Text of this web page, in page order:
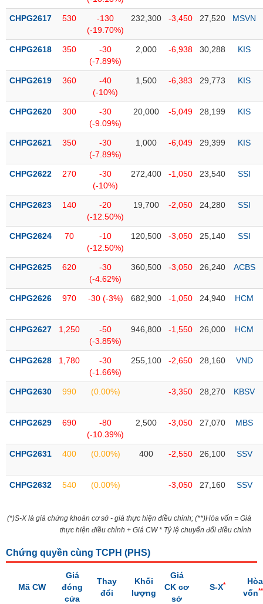
thuật
sơ
doanh
Tin
Tâm
thị
trường
CHPG2617 530
-130
(-19.70%)
232,300 -3,450 27,520 MSVN
CHPG2618 350
-30
(-7.89%)
2,000 -6,938 30,288 KIS
CHPG2619 360
-40
(-10%)
1,500 -6,383 29,773 KIS
CHPG2620 300
-30
(-9.09%)
20,000 -5,049 28,199 KIS
CHPG2621 350
-30
(-7.89%)
1,000 -6,049 29,399 KIS
CHPG2622 270
-30
(-10%)
272,400 -1,050 23,540 SSI
CHPG2623 140
-20
(-12.50%)
19,700 -2,050 24,280 SSI
CHPG2624 70
-10
(-12.50%)
120,500 -3,050 25,140 SSI
CHPG2625 620
-30
(-4.62%)
360,500 -3,050 26,240 ACBS
CHPG2626 970 -30 (-3%) 682,900 -1,050 24,940 HCM
CHPG2627 1,250
-50
(-3.85%)
946,800 -1,550 26,000 HCM
CHPG2628 1,780
-30
(-1.66%)
255,100 -2,650 28,160 VND
CHPG2630 990 (0.00%) -3,350 28,270 KBSV
CHPG2629 690
-80
(-10.39%)
2,500 -3,050 27,070 MBS
CHPG2631 400 (0.00%) 400 -2,550 26,100 SSV
CHPG2632 540 (0.00%) -3,050 27,160 SSV
(*)S-X là giá chứng khoán cơ sở - giá thực hiện điều chỉnh; (**)Hòa vốn = Giá
thực hiện điều chỉnh + Giá CW * Tỷ lệ chuyển đổi điều chỉnh
Chứng quyền cùng TCPH (PHS)
Mã CW
Giá
đóng
cửa
Thay
đổi
Khối
lượng
Giá
CK cơ
sở
S-X*
Hòa
vốn**
SECTOR
NĂNG
CÔNG
THIẾT
YẾU
TIÊU
THIẾT
YẾU
CHĂM
KHỎE